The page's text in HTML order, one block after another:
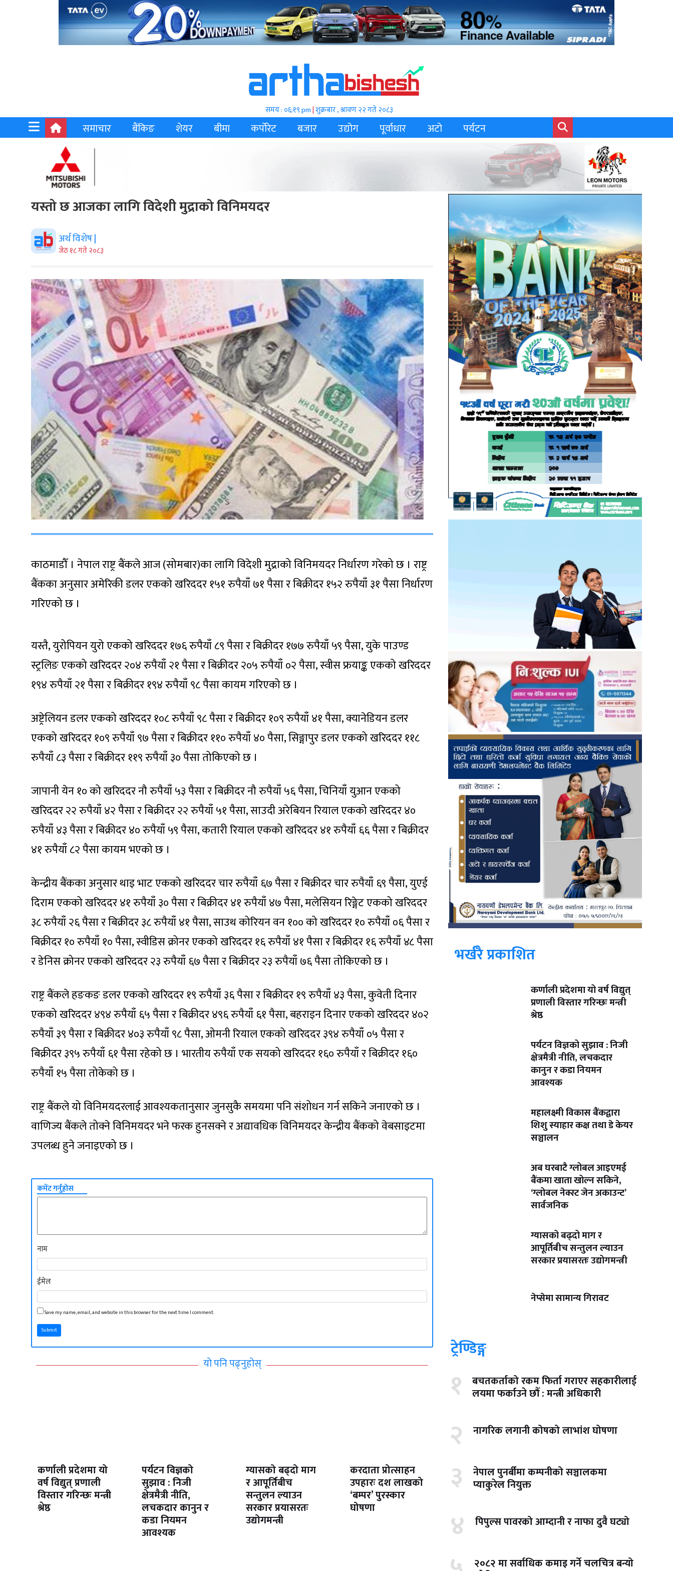
समय : ०६:१९ pm|शुक्रबार , श्रावण २२ गते २०८३
समाचार बैंकिङ शेयर बीमा कर्पोरेट बजार उद्योग पूर्वाधार अटो पर्यटन
यस्तो छ आजका लागि विदेशी मुद्राको विनिमयदर
अर्थ विशेष |
जेठ १८ गते २०८३
काठमाडौँ । नेपाल राष्ट्र बैंकले आज (सोमबार)का लागि विदेशी मुद्राको विनिमयदर निर्धारण गरेको छ । राष्ट्र
बैंकका अनुसार अमेरिकी डलर एकको खरिददर १५१ रुपैयाँ ७१ पैसा र बिक्रीदर १५२ रुपैयाँ ३१ पैसा निर्धारण
गरिएको छ ।
यस्तै, युरोपियन युरो एकको खरिददर १७६ रुपैयाँ ८९ पैसा र बिक्रीदर १७७ रुपैयाँ ५९ पैसा, युके पाउण्ड
स्ट्रलिङ एकको खरिददर २०४ रुपैयाँ २१ पैसा र बिक्रीदर २०५ रुपैयाँ ०२ पैसा, स्वीस फ्रयाङ्क एकको खरिददर
१९४ रुपैयाँ २१ पैसा र बिक्रीदर १९४ रुपैयाँ ९८ पैसा कायम गरिएको छ ।
अष्ट्रेलियन डलर एकको खरिददर १०८ रुपैयाँ ९८ पैसा र बिक्रीदर १०९ रुपैयाँ ४१ पैसा, क्यानेडियन डलर
एकको खरिददर १०९ रुपैयाँ ९७ पैसा र बिक्रीदर ११० रुपैयाँ ४० पैसा, सिङ्गापुर डलर एकको खरिददर ११८
रुपैयाँ ८३ पैसा र बिक्रीदर ११९ रुपैयाँ ३० पैसा तोकिएको छ ।
जापानी येन १० को खरिददर नौ रुपैयाँ ५३ पैसा र बिक्रीदर नौ रुपैयाँ ५६ पैसा, चिनियाँ युआन एकको
खरिददर २२ रुपैयाँ ४२ पैसा र बिक्रीदर २२ रुपैयाँ ५१ पैसा, साउदी अरेबियन रियाल एकको खरिददर ४०
रुपैयाँ ४३ पैसा र बिक्रीदर ४० रुपैयाँ ५९ पैसा, कतारी रियाल एकको खरिददर ४१ रुपैयाँ ६६ पैसा र बिक्रीदर
४१ रुपैयाँ ८२ पैसा कायम भएको छ ।
केन्द्रीय बैंकका अनुसार थाइ भाट एकको खरिददर चार रुपैयाँ ६७ पैसा र बिक्रीदर चार रुपैयाँ ६९ पैसा, युएई
दिराम एकको खरिददर ४१ रुपैयाँ ३० पैसा र बिक्रीदर ४१ रुपैयाँ ४७ पैसा, मलेसियन रिङ्गेट एकको खरिददर
३८ रुपैयाँ २६ पैसा र बिक्रीदर ३८ रुपैयाँ ४१ पैसा, साउथ कोरियन वन १०० को खरिददर १० रुपैयाँ ०६ पैसा र
बिक्रीदर १० रुपैयाँ १० पैसा, स्वीडिस क्रोनर एकको खरिददर १६ रुपैयाँ ४१ पैसा र बिक्रीदर १६ रुपैयाँ ४८ पैसा
र डेनिस क्रोनर एकको खरिददर २३ रुपैयाँ ६७ पैसा र बिक्रीदर २३ रुपैयाँ ७६ पैसा तोकिएको छ ।
राष्ट्र बैंकले हङकङ डलर एकको खरिददर १९ रुपैयाँ ३६ पैसा र बिक्रीदर १९ रुपैयाँ ४३ पैसा, कुवेती दिनार
एकको खरिददर ४९४ रुपैयाँ ६५ पैसा र बिक्रीदर ४९६ रुपैयाँ ६१ पैसा, बहराइन दिनार एकको खरिददर ४०२
रुपैयाँ ३९ पैसा र बिक्रीदर ४०३ रुपैयाँ ९८ पैसा, ओमनी रियाल एकको खरिददर ३९४ रुपैयाँ ०५ पैसा र
बिक्रीदर ३९५ रुपैयाँ ६१ पैसा रहेको छ । भारतीय रुपैयाँ एक सयको खरिददर १६० रुपैयाँ र बिक्रीदर १६०
रुपैयाँ १५ पैसा तोकेको छ ।
राष्ट्र बैंकले यो विनिमयदरलाई आवश्यकतानुसार जुनसुकै समयमा पनि संशोधन गर्न सकिने जनाएको छ ।
वाणिज्य बैंकले तोक्ने विनिमयदर भने फरक हुनसक्ने र अद्यावधिक विनिमयदर केन्द्रीय बैंकको वेबसाइटमा
उपलब्ध हुने जनाइएको छ ।
कमेंट गर्नुहोस
नाम
ईमेल
Save my name, email, and website in this browser for the next time I comment.
Submit
यो पनि पढ्नुहोस्
कर्णाली प्रदेशमा यो
वर्ष विद्युत् प्रणाली
विस्तार गरिन्छः मन्त्री
श्रेष्ठ
पर्यटन विज्ञको
सुझाव : निजी
क्षेत्रमैत्री नीति,
लचकदार कानुन र
कडा नियमन
आवश्यक
ग्यासको बढ्दो माग
र आपूर्तिबीच
सन्तुलन ल्याउन
सरकार प्रयासरतः
उद्योगमन्त्री
करदाता प्रोत्साहन
उपहारः दश लाखको
‘बम्पर’ पुरस्कार
घोषणा
भर्खरै प्रकाशित
कर्णाली प्रदेशमा यो वर्ष विद्युत्
प्रणाली विस्तार गरिन्छः मन्त्री
श्रेष्ठ
पर्यटन विज्ञको सुझाव : निजी
क्षेत्रमैत्री नीति, लचकदार
कानुन र कडा नियमन
आवश्यक
महालक्ष्मी विकास बैंकद्वारा
शिशु स्याहार कक्ष तथा डे केयर
सञ्चालन
अब घरबाटै ग्लोबल आइएमई
बैंकमा खाता खोल्न सकिने,
‘ग्लोबल नेक्स्ट जेन अकाउन्ट’
सार्वजनिक
ग्यासको बढ्दो माग र
आपूर्तिबीच सन्तुलन ल्याउन
सरकार प्रयासरतः उद्योगमन्त्री
नेप्सेमा सामान्य गिरावट
ट्रेण्डिङ्ग
१ बचतकर्ताको रकम फिर्ता गराएर सहकारीलाई
लयमा फर्काउने छौँ : मन्त्री अधिकारी
२ नागरिक लगानी कोषको लाभांश घोषणा
३ नेपाल पुनर्बीमा कम्पनीको सञ्चालकमा
प्याकुरेल नियुक्त
४ पिपुल्स पावरको आम्दानी र नाफा दुवै घट्यो
२०८२ मा सर्वाधिक कमाइ गर्ने चलचित्र बन्यो